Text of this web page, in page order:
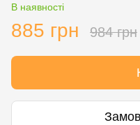
В наявності
885 грн 984 грн